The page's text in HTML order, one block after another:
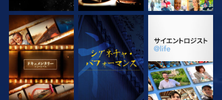
シリーズを探求 観る シリーズを探求